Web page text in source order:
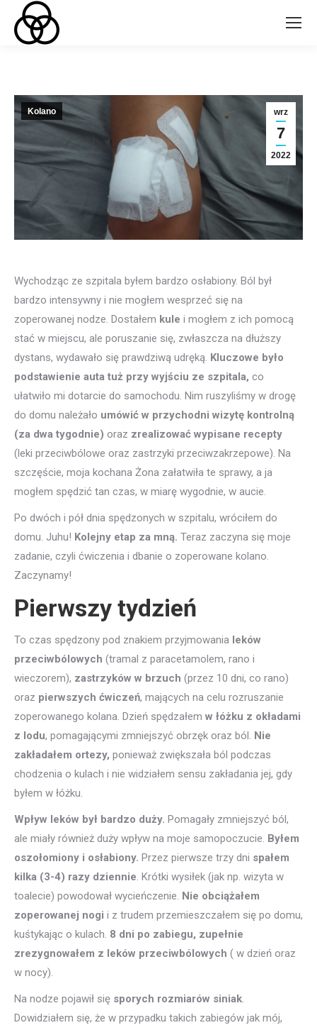
wrz
7
2022
Kolano
Wychodząc ze szpitala byłem bardzo osłabiony. Ból był
bardzo intensywny i nie mogłem wesprzeć się na
zoperowanej nodze. Dostałem kule i mogłem z ich pomocą
stać w miejscu, ale poruszanie się, zwłaszcza na dłuższy
dystans, wydawało się prawdziwą udręką. Kluczowe było
podstawienie auta tuż przy wyjściu ze szpitala, co
ułatwiło mi dotarcie do samochodu. Nim ruszyliśmy w drogę
do domu należało umówić w przychodni wizytę kontrolną
(za dwa tygodnie) oraz zrealizować wypisane recepty
(leki przeciwbólowe oraz zastrzyki przeciwzakrzepowe). Na
szczęście, moja kochana Żona załatwiła te sprawy, a ja
mogłem spędzić tan czas, w miarę wygodnie, w aucie.
Po dwóch i pół dnia spędzonych w szpitalu, wróciłem do
domu. Juhu! Kolejny etap za mną. Teraz zaczyna się moje
zadanie, czyli ćwiczenia i dbanie o zoperowane kolano.
Zaczynamy!
Pierwszy tydzień
To czas spędzony pod znakiem przyjmowania leków
przeciwbólowych (tramal z paracetamolem, rano i
wieczorem), zastrzyków w brzuch (przez 10 dni, co rano)
oraz pierwszych ćwiczeń, mających na celu rozruszanie
zoperowanego kolana. Dzień spędzałem w łóżku z okładami
z lodu, pomagającymi zmniejszyć obrzęk oraz ból. Nie
zakładałem ortezy, ponieważ zwiększała ból podczas
chodzenia o kulach i nie widziałem sensu zakładania jej, gdy
byłem w łóżku.
Wpływ leków był bardzo duży. Pomagały zmniejszyć ból,
ale miały również duży wpływ na moje samopoczucie. Byłem
oszołomiony i osłabiony. Przez pierwsze trzy dni spałem
kilka (3-4) razy dziennie. Krótki wysiłek (jak np. wizyta w
toalecie) powodował wycieńczenie. Nie obciążałem
zoperowanej nogi i z trudem przemieszczałem się po domu,
kuśtykając o kulach. 8 dni po zabiegu, zupełnie
zrezygnowałem z leków przeciwbólowych ( w dzień oraz
w nocy).
Na nodze pojawił się sporych rozmiarów siniak.
Dowidziałem się, że w przypadku takich zabiegów jak mój,